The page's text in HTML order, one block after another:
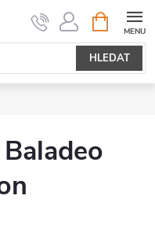
HLEDAT
NÁKUPNÍ
KOŠÍK